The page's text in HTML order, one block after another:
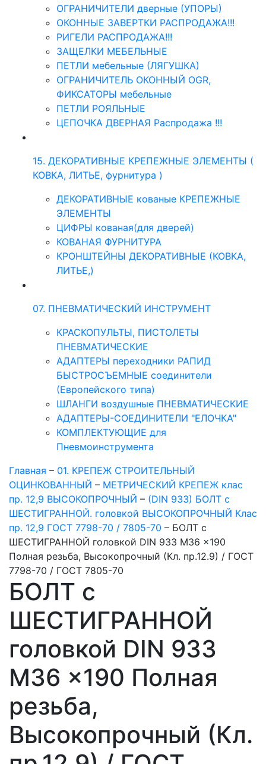
ОГРАНИЧИТЕЛИ дверные (УПОРЫ)
ОКОННЫЕ ЗАВЕРТКИ РАСПРОДАЖА!!!
РИГЕЛИ РАСПРОДАЖА!!!
ЗАЩЕЛКИ МЕБЕЛЬНЫЕ
ПЕТЛИ мебельные (ЛЯГУШКА)
ОГРАНИЧИТЕЛЬ ОКОННЫЙ OGR,
ФИКСАТОРЫ мебельные
ПЕТЛИ РОЯЛЬНЫЕ
ЦЕПОЧКА ДВЕРНАЯ Распродажа !!!
15. ДЕКОРАТИВНЫЕ КРЕПЕЖНЫЕ ЭЛЕМЕНТЫ (
КОВКА, ЛИТЬЕ, фурнитура )
ДЕКОРАТИВНЫЕ кованые КРЕПЕЖНЫЕ
ЭЛЕМЕНТЫ
ЦИФРЫ кованая(для дверей)
КОВАНАЯ ФУРНИТУРА
КРОНШТЕЙНЫ ДЕКОРАТИВНЫЕ (КОВКА,
ЛИТЬЕ,)
07. ПНЕВМАТИЧЕСКИЙ ИНСТРУМЕНТ
КРАСКОПУЛЬТЫ, ПИСТОЛЕТЫ
ПНЕВМАТИЧЕСКИЕ
АДАПТЕРЫ переходники РАПИД
БЫСТРОСЪЕМНЫЕ соединители
(Европейского типа)
ШЛАНГИ воздушные ПНЕВМАТИЧЕСКИЕ
АДАПТЕРЫ-СОЕДИНИТЕЛИ "ЕЛОЧКА"
КОМПЛЕКТУЮЩИЕ для
Пневмоинструмента
Главная – 01. КРЕПЕЖ СТРОИТЕЛЬНЫЙ
ОЦИНКОВАННЫЙ – МЕТРИЧЕСКИЙ КРЕПЕЖ клас
пр. 12,9 ВЫСОКОПРОЧНЫЙ – (DIN 933) БОЛТ с
ШЕСТИГРАННОЙ. головкой ВЫСОКОПРОЧНЫЙ Клас
пр. 12,9 ГОСТ 7798-70 / 7805-70 – БОЛТ с
ШЕСТИГРАННОЙ головкой DIN 933 M36 x190
Полная резьба, Высокопрочный (Кл. пр.12.9) / ГОСТ
7798-70 / ГОСТ 7805-70
БОЛТ с
ШЕСТИГРАННОЙ
головкой DIN 933
M36 x190 Полная
резьба,
Высокопрочный (Кл.